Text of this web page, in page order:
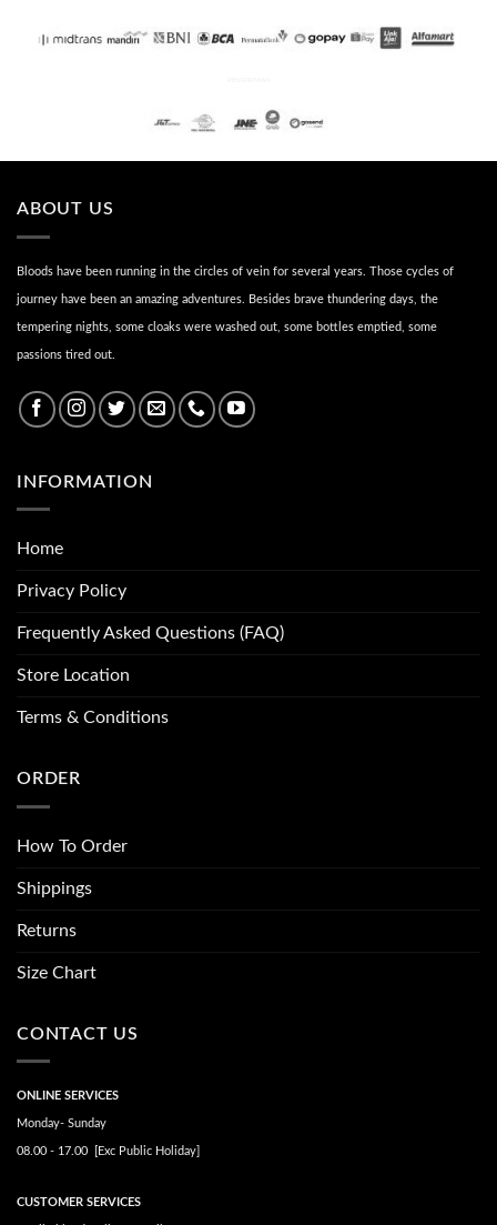
ABOUT US
Bloods have been running in the circles of vein for several years. Those cycles of
journey have been an amazing adventures. Besides brave thundering days, the
tempering nights, some cloaks were washed out, some bottles emptied, some
passions tired out.
INFORMATION
Home
Privacy Policy
Frequently Asked Questions (FAQ)
Store Location
Terms & Conditions
ORDER
How To Order
Shippings
Returns
Size Chart
CONTACT US
ONLINE SERVICES
Monday- Sunday
08.00 - 17.00 [Exc Public Holiday]
CUSTOMER SERVICES